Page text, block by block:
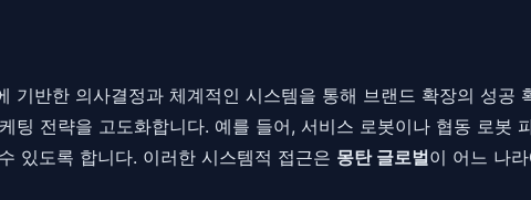
반한 의사결정과 체계적인 시스템을 통해 브랜드 확장의 성공
전략을 고도화합니다. 예를 들어, 서비스 로봇이나 협동 로봇
있도록 합니다. 이러한 시스템적 접근은 몽탄 글로벌이 어느 나